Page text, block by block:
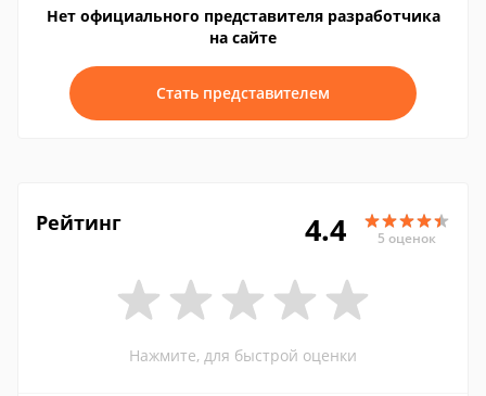
Нет официального представителя разработчика
на сайте
Стать представителем
Рейтинг 4.4 5 оценок
Нажмите, для быстрой оценки